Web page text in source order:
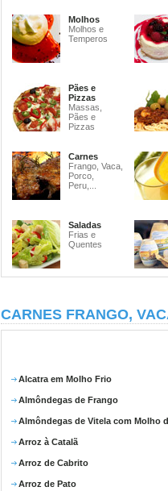
Molhos
Molhos e
Temperos
Pães e
Pizzas
Massas,
Pães e
Pizzas
Carnes
Frango, Vaca,
Porco,
Peru,...
Saladas
Frias e
Quentes
CARNES FRANGO,
Alcatra em Molho Frio
Almôndegas de Frango
Almôndegas de Vitela com Molho
Arroz à Catalã
Arroz de Cabrito
Arroz de Pato